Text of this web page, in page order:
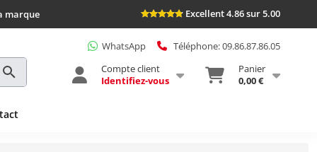
marque Excellent 4.86 sur 5.00
WhatsApp
Téléphone: 09.86.87.86.05
Compte client
Identifiez-vous
Panier
0,00 €